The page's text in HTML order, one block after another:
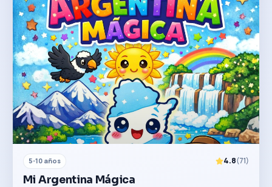
5-10 años 4.8(71)
Mi Argentina Mágica